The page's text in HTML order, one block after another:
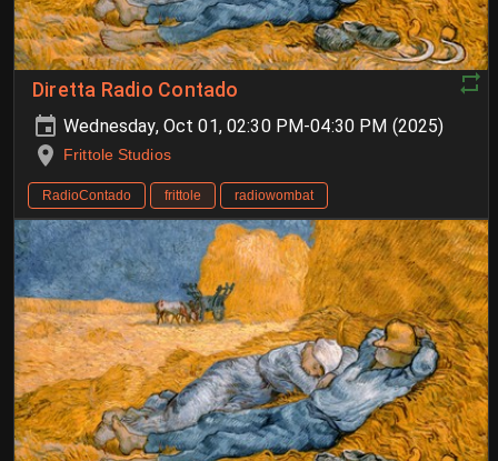
Diretta Radio Contado
Wednesday, Oct 01, 02:30 PM-04:30 PM (2025)
Frittole Studios
RadioContado frittole radiowombat